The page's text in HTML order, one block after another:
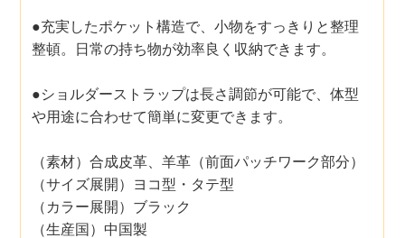
●充実したポケット構造で、小物をすっきりと整理
整頓。日常の持ち物が効率良く収納できます。
●ショルダーストラップは長さ調節が可能で、体型
や用途に合わせて簡単に変更できます。
（素材）合成皮革、羊革（前面パッチワーク部分）
（サイズ展開）ヨコ型・タテ型
（カラー展開）ブラック
（生産国）中国製